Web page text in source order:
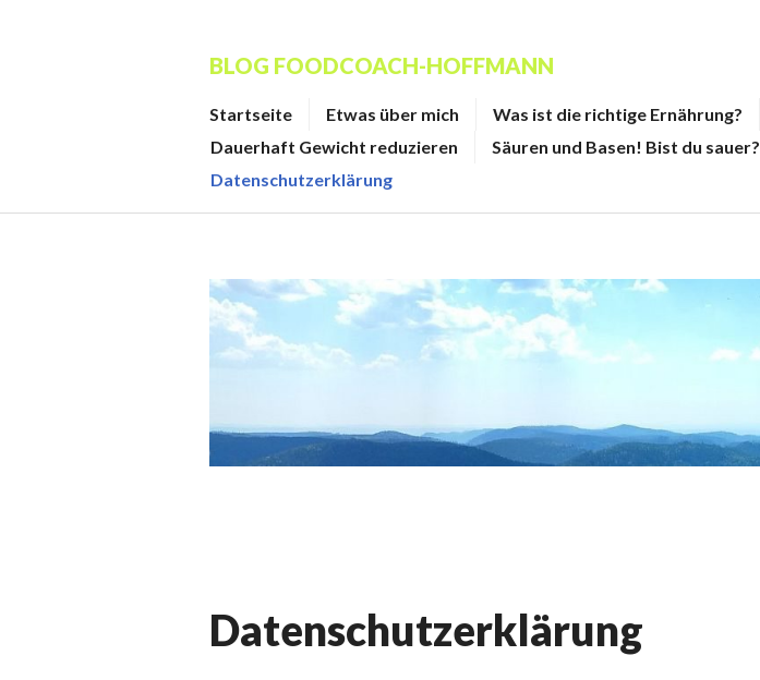
BLOG FOODCOACH-HOFFMANN
Startseite Etwas über mich Was ist die richtige Ernährung?
Dauerhaft Gewicht reduzieren
Säuren und Basen! Bist du sauer?
Datenschutzerklärung
Datenschutzerklärung